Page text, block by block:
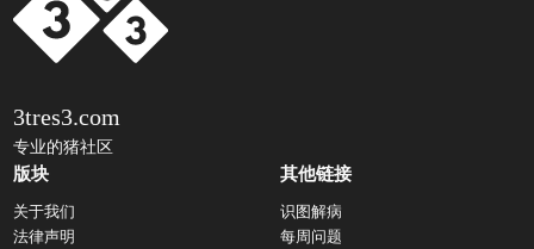
3tres3.com
专业的猪社区
版块
关于我们
法律声明
其他链接
识图解病
每周问题